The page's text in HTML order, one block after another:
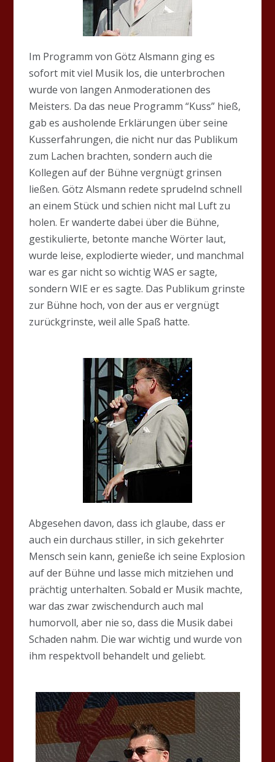
Im Programm von Götz Alsmann ging es
sofort mit viel Musik los, die unterbrochen
wurde von langen Anmoderationen des
Meisters. Da das neue Programm “Kuss” hieß,
gab es ausholende Erklärungen über seine
Kusserfahrungen, die nicht nur das Publikum
zum Lachen brachten, sondern auch die
Kollegen auf der Bühne vergnügt grinsen
ließen. Götz Alsmann redete sprudelnd schnell
an einem Stück und schien nicht mal Luft zu
holen. Er wanderte dabei über die Bühne,
gestikulierte, betonte manche Wörter laut,
wurde leise, explodierte wieder, und manchmal
war es gar nicht so wichtig WAS er sagte,
sondern WIE er es sagte. Das Publikum grinste
zur Bühne hoch, von der aus er vergnügt
zurückgrinste, weil alle Spaß hatte.
Abgesehen davon, dass ich glaube, dass er
auch ein durchaus stiller, in sich gekehrter
Mensch sein kann, genieße ich seine Explosion
auf der Bühne und lasse mich mitziehen und
prächtig unterhalten. Sobald er Musik machte,
war das zwar zwischendurch auch mal
humorvoll, aber nie so, dass die Musik dabei
Schaden nahm. Die war wichtig und wurde von
ihm respektvoll behandelt und geliebt.